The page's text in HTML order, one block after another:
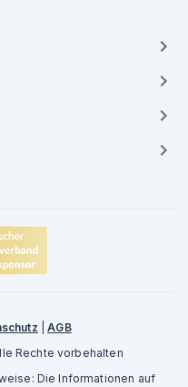
|AGB
Rechte vorbehalten
Die Informationen auf